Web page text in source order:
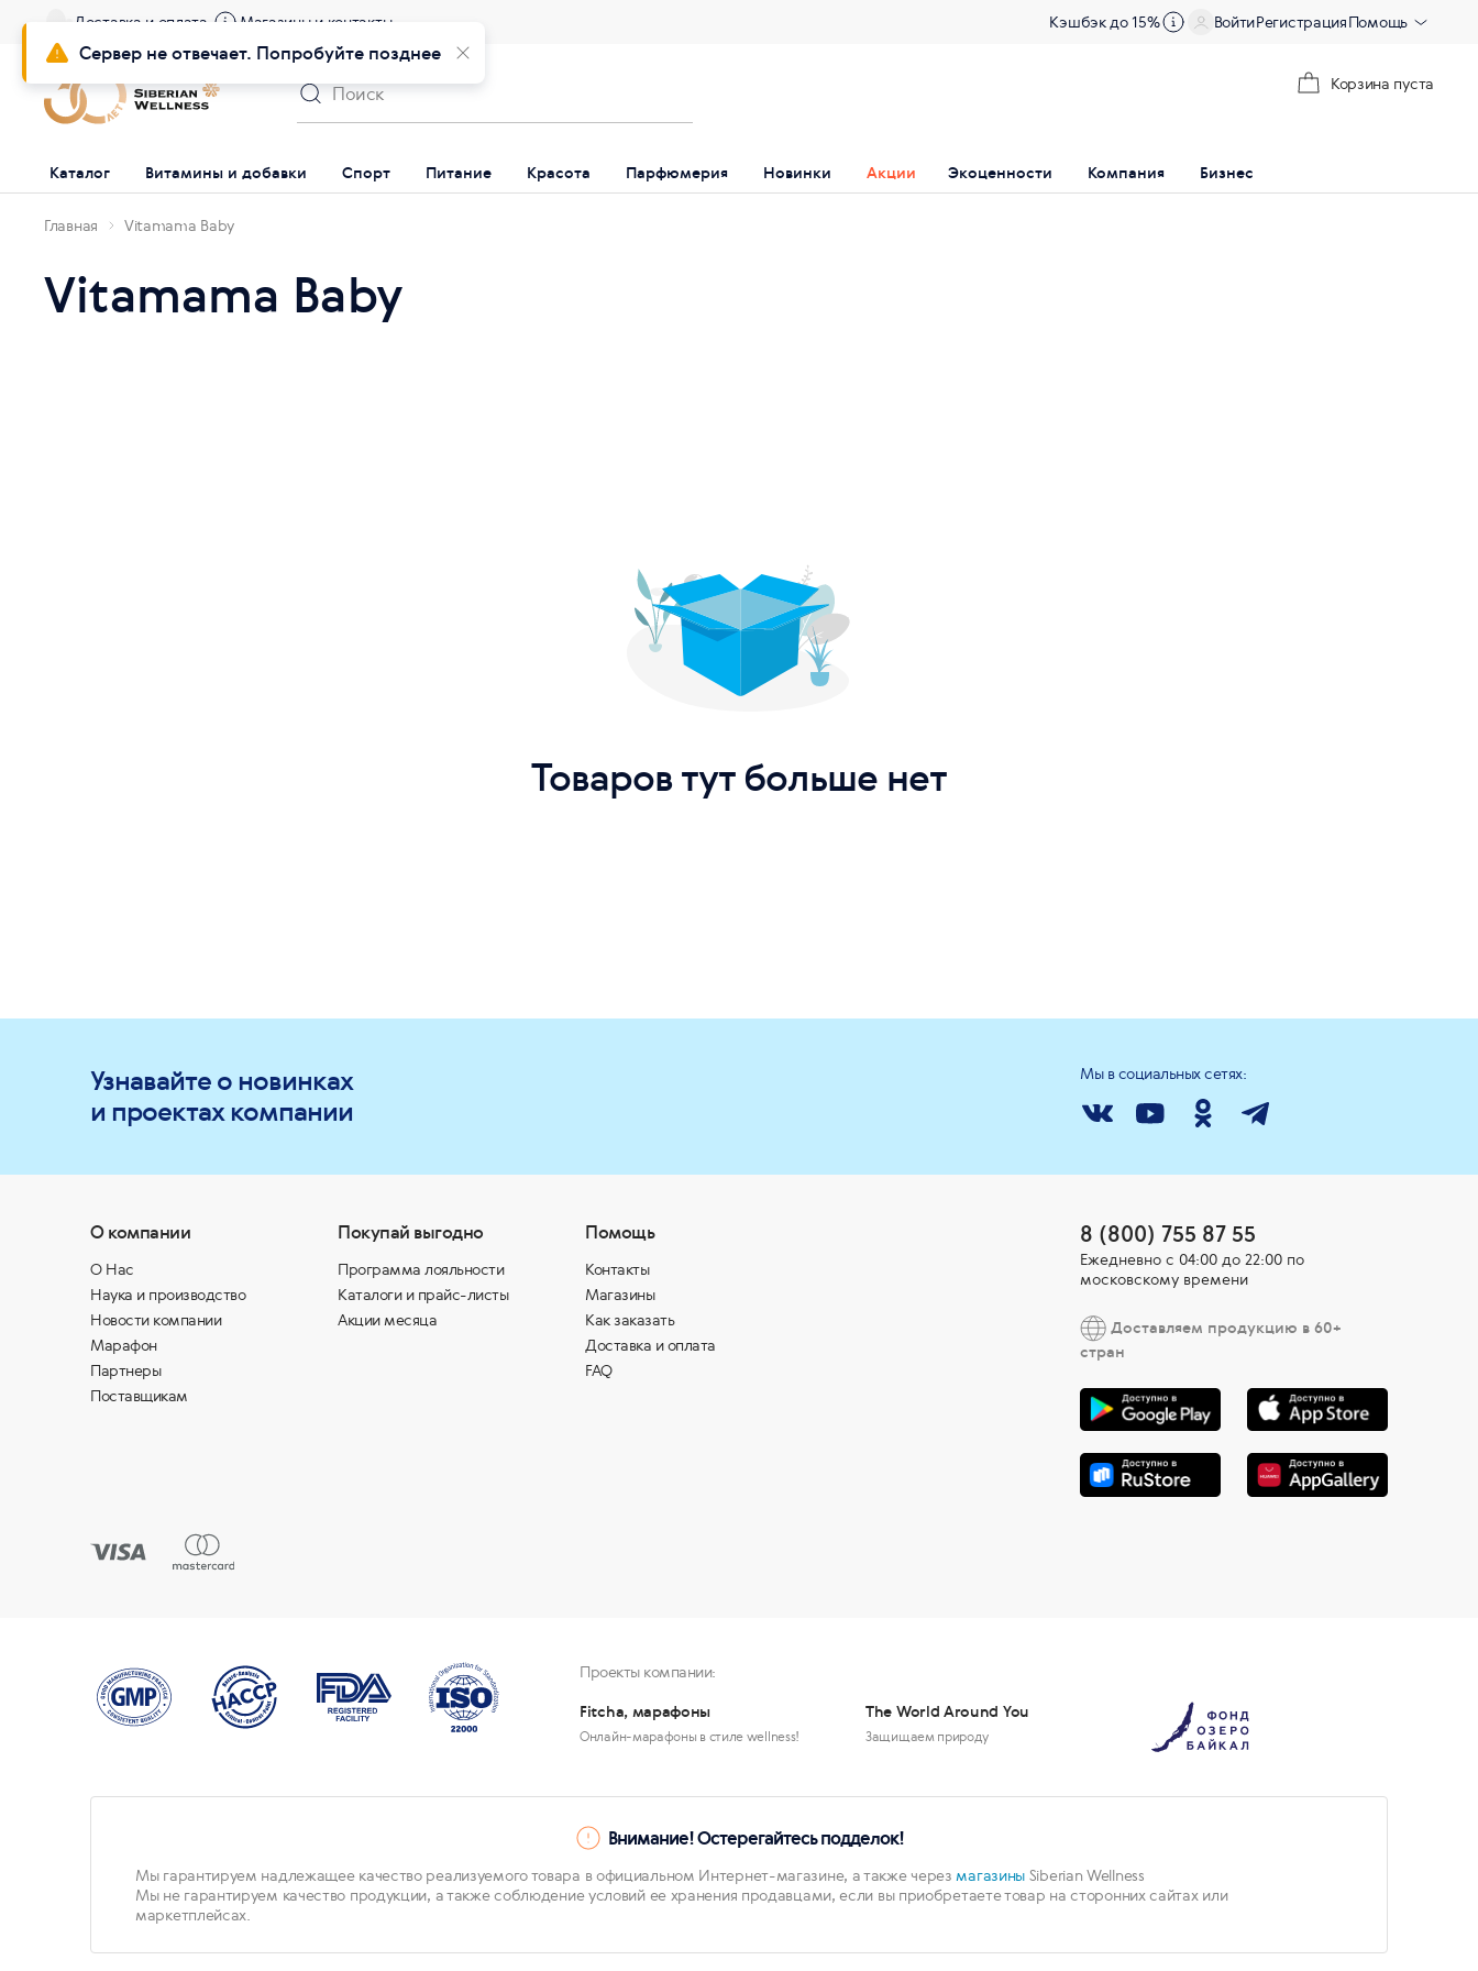
Доставка и оплата Магазины и контакты Кэшбэк до 15% ВойтиРегистрацияПомощь
Корзина пуста
Каталог Витамины и добавки Спорт Питание Красота Парфюмерия Новинки Акции Экоценности Компания Бизнес
Главная Vitamama Baby
Vitamama Baby
Товаров тут больше нет
Узнавайте о новинках
и проектах компании
Мы в социальных сетях:
О компании
О Нас
Наука и производство
Новости компании
Марафон
Партнеры
Поставщикам
Покупай выгодно
Программа лояльности
Каталоги и прайс-листы
Акции месяца
Помощь
Контакты
Магазины
Как заказать
Доставка и оплата
FAQ
8 (800) 755 87 55
Ежедневно c 04:00 до 22:00 по
московскому времени
Доставляем продукцию в 60+
стран
Проекты компании:
Fitcha, марафоны
Онлайн-марафоны в стиле wellness!
The World Around You
Защищаем природу
Внимание! Остерегайтесь подделок!
Мы гарантируем надлежащее качество реализуемого товара в официальном Интернет-магазине, а также через магазины Siberian Wellness
Мы не гарантируем качество продукции, а также соблюдение условий ее хранения продавцами, если вы приобретаете товар на сторонних сайтах или
маркетплейсах.
Сервер не отвечает. Попробуйте позднее